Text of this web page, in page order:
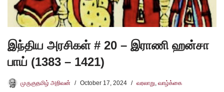
இந்திய அரசிகள் # 20 – இராணி ஹன்சா
பாய் (1383 – 1421)
முருகுதமிழ் அறிவன் October 17, 2024 வரலாறு வாழ்க்கை